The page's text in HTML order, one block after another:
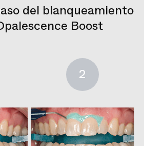
del blanqueamiento
Boost
2